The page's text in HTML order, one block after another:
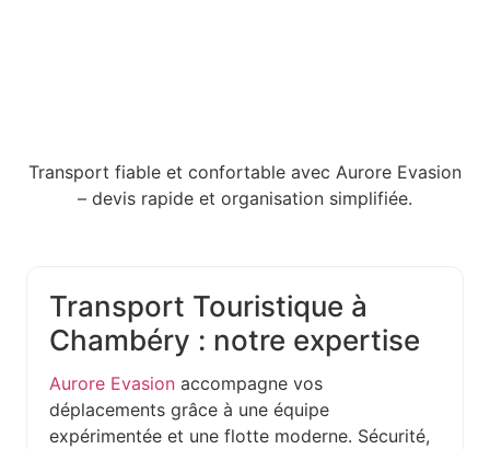
Transport fiable et confortable avec Aurore Evasion
– devis rapide et organisation simplifiée.
Transport Touristique à
Chambéry : notre expertise
Aurore Evasion accompagne vos
déplacements grâce à une équipe
expérimentée et une flotte moderne. Sécurité,